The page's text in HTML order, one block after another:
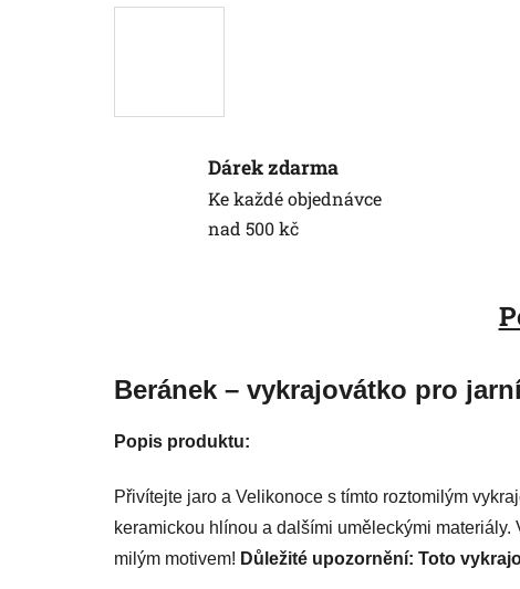
Dárek zdarma
Ke každé objednávce
nad 500 kč
Beránek – vykrajovátko pro
Popis produktu:
Přivítejte jaro a Velikonoce s tímto roztomilým
keramickou hlínou a dalšími uměleckými
milým motivem! Důležité upozornění: Toto